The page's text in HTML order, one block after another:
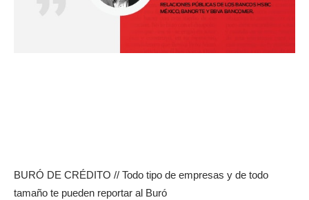
BURÓ DE CRÉDITO // Todo tipo de empresas y de todo
tamaño te pueden reportar al Buró